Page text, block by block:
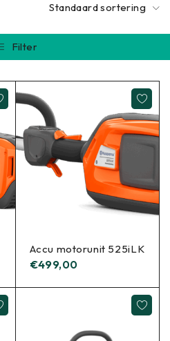
Standaard sortering
Filter
Accu motorunit 525iLK
€499,00